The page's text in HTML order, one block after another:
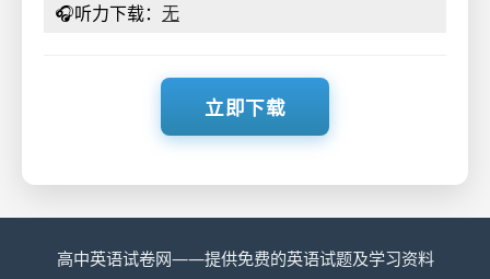
3.【此处可播放相关音频，请去附件查看】
A. She has to work late.B. She wants to visit
C. She doesn’t like basketball.
4.【此处可播放相关音频，请去附件查看】
Where will the speakers study tonight?
🎧听力下载： 无
立即下载
高中英语试卷网——提供免费的英语试题及学习资料